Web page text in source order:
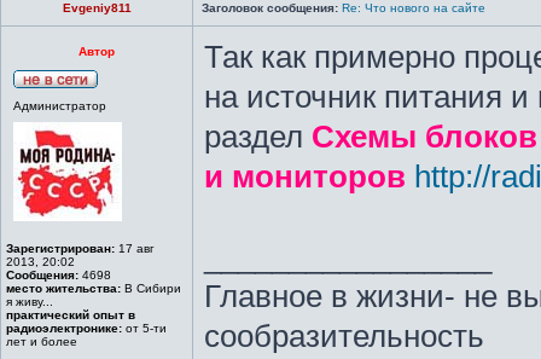
Evgeniy811 Заголовок сообщения: Re: Что нового на сайте
Автор
Администратор
Зарегистрирован: 17 авг
2013, 20:02
Сообщения: 4698
место жительства: В Сибири
я живу...
практический опыт в
радиоэлектронике: от 5-ти
лет и более
Так как примерно
на источник питания
раздел Схемы
и мониторов http://
Главное в жизни- не
сообразительность